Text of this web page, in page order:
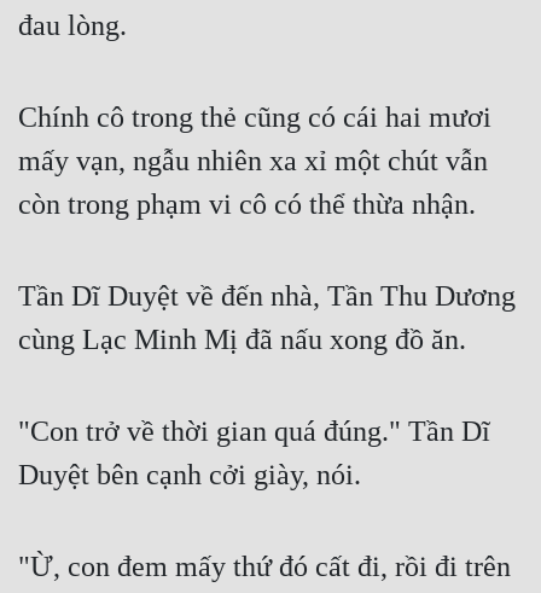
đau lòng.
Chính cô trong thẻ cũng có cái hai mươi
mấy vạn, ngẫu nhiên xa xỉ một chút vẫn
còn trong phạm vi cô có thể thừa nhận.
Tần Dĩ Duyệt về đến nhà, Tần Thu Dương
cùng Lạc Minh Mị đã nấu xong đồ ăn.
"Con trở về thời gian quá đúng." Tần Dĩ
Duyệt bên cạnh cởi giày, nói.
"Ừ, con đem mấy thứ đó cất đi, rồi đi trên